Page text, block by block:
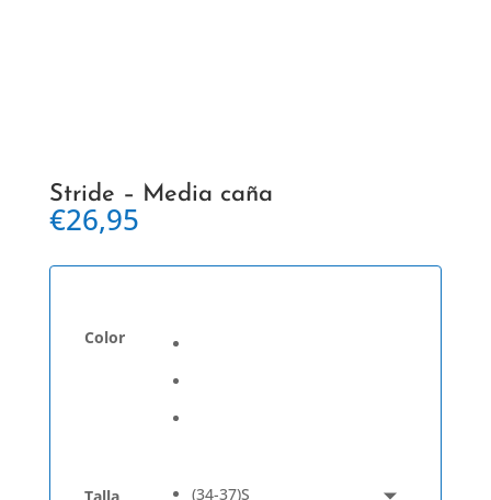
Stride – Media caña
€26,95
Color
Talla
(34-37)S